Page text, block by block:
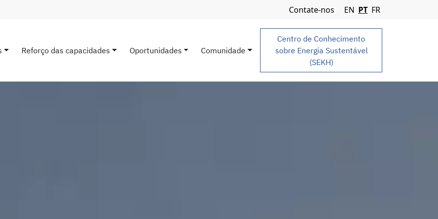
Navigation Menu
Contate-nos EN PT FR
Reforço das capacidades Oportunidades Comunidade
Centro de Conhecimento
sobre Energia Sustentável
(SEKH)